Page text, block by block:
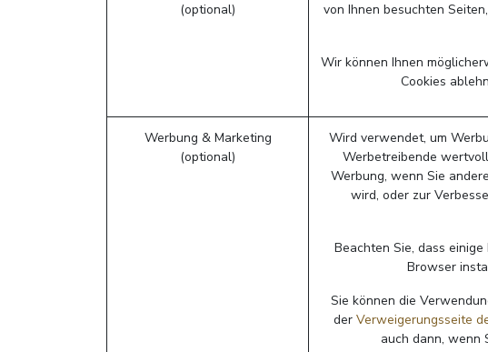
(optional)
von Ihnen besuchten
Wir können Ihnen
Cookies
Werbung & Marketing
(optional)
Wird verwendet, um
Werbetreibende
Werbung, wenn Sie
wird, oder zur
Beachten Sie, dass
Browser
Sie können die
der Verweigerungsseite
auch dann, wenn